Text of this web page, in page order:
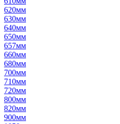
620мм
630мм
640мм
650мм
657мм
660мм
680мм
700мм
710мм
720мм
800мм
820мм
900мм